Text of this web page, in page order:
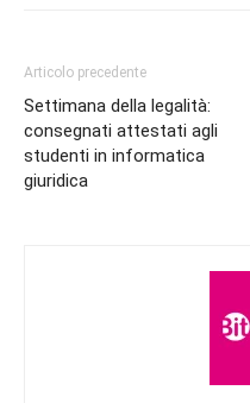
Articolo precedente
Settimana della legalità:
consegnati attestati agli
studenti in informatica
giuridica